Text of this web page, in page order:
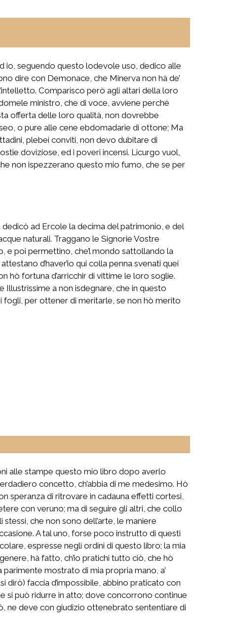
io, seguendo questo lodevole uso, dedico alle
dire con Demonace, che Minerva non hà de’
Comparisco però agli altari della loro
ministro, che di voce, avviene perché
offerta delle loro qualità, non dovrebbe
o pure alle cene ebdomadarie di ottone; Ma
plebei conviti, non devo dubitare di
doviziose, ed i poveri incensi. Licurgo vuol,
non ispezzerano questo mio fumo, che se per
ad Ercole la decima del patrimonio, e del
naturali. Traggano le Signorie Vostre
e poi permettino, che’l mondo sattollando la
d’haver’io qui colla penna svenati quei
hò fortuna d’arricchir di vittime le loro soglie.
Illustrissime a non isdegnare, che in questo
per ottener di meritarle, se non hò merito
alle stampe questo mio libro dopo averlo
concetto, ch’abbia di me medesimo. Hò
speranza di ritrovare in cadauna effetti cortesi,
con veruno; ma di seguire gli altri, che collo
che non sono dell’arte, le maniere
A tal uno, forse poco instrutto di questi
espresse negli ordini di questo libro; la mia
hà fatto, ch’io pratichi tutto ciò, che hò
mostrato di mia propria mano, a’
dirò) faccia d’impossibile, abbino praticato con
si può ridurre in atto; dove concorrono continue
ne deve con giudizio ottenebrato sententiare di